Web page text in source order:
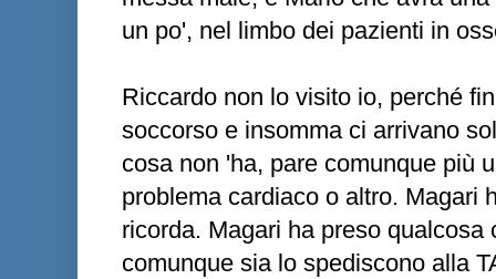
un po', nel limbo dei pazienti in
Riccardo non lo visito io, perché
soccorso e insomma ci arrivano
cosa non 'ha, pare comunque più
problema cardiaco o altro. Magari
ricorda. Magari ha preso qualcosa
comunque sia lo spediscono alla